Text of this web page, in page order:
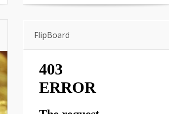
FlipBoard